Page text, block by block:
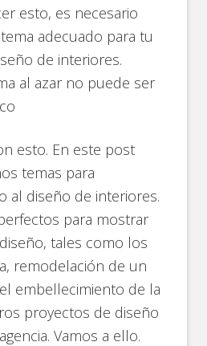
esto, es necesario
adecuado para tu
de interiores.
al azar no puede ser
esto. En este post
temas para
al diseño de interiores.
para mostrar
tales como los
remodelación de un
embellecimiento de la
proyectos de diseño
Vamos a ello.